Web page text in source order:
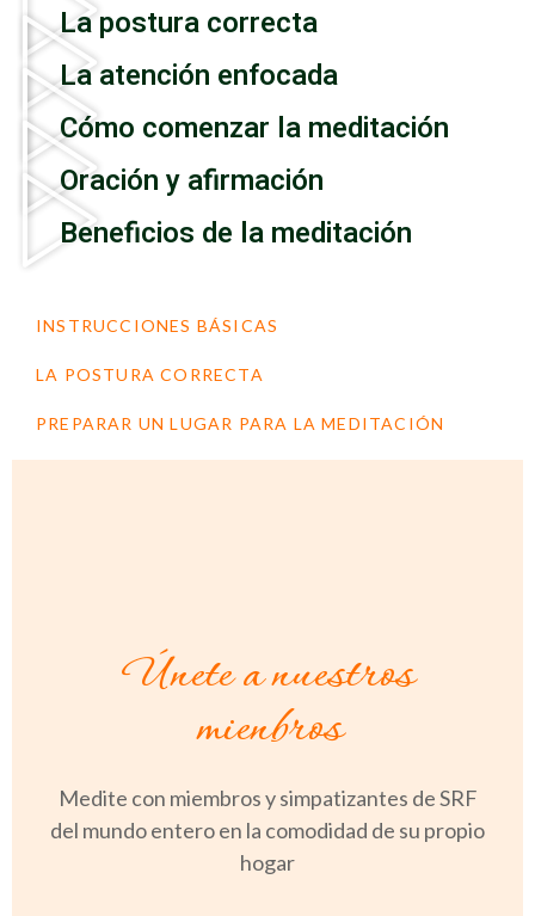
La postura correcta
La atención enfocada
Cómo comenzar la meditación
Oración y afirmación
Beneficios de la meditación
INSTRUCCIONES BÁSICAS
LA POSTURA CORRECTA
PREPARAR UN LUGAR PARA LA MEDITACIÓN
Únete a nuestros
mienbros
Medite con miembros y simpatizantes de SRF
del mundo entero en la comodidad de su propio
hogar